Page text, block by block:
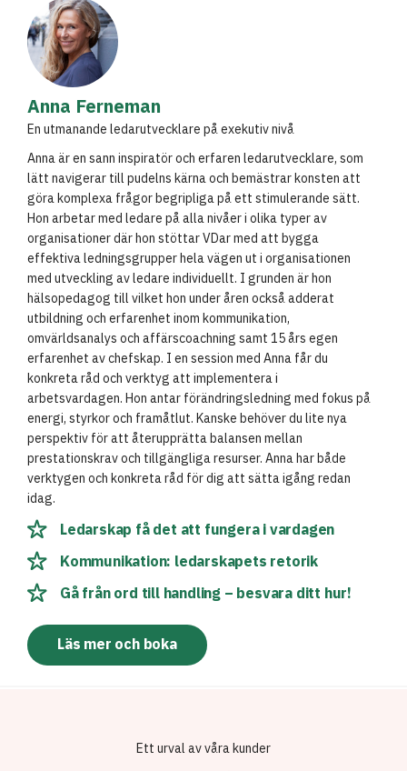
Anna Ferneman
En utmanande ledarutvecklare på exekutiv nivå
Anna är en sann inspiratör och erfaren ledarutvecklare, som
lätt navigerar till pudelns kärna och bemästrar konsten att
göra komplexa frågor begripliga på ett stimulerande sätt.
Hon arbetar med ledare på alla nivåer i olika typer av
organisationer där hon stöttar VDar med att bygga
effektiva ledningsgrupper hela vägen ut i organisationen
med utveckling av ledare individuellt. I grunden är hon
hälsopedagog till vilket hon under åren också adderat
utbildning och erfarenhet inom kommunikation,
omvärldsanalys och affärscoachning samt 15 års egen
erfarenhet av chefskap. I en session med Anna får du
konkreta råd och verktyg att implementera i
arbetsvardagen. Hon antar förändringsledning med fokus på
energi, styrkor och framåtlut. Kanske behöver du lite nya
perspektiv för att återupprätta balansen mellan
prestationskrav och tillgängliga resurser. Anna har både
verktygen och konkreta råd för dig att sätta igång redan
idag.
Ledarskap få det att fungera i vardagen
Kommunikation: ledarskapets retorik
Gå från ord till handling – besvara ditt hur!
Läs mer och boka
Ett urval av våra kunder